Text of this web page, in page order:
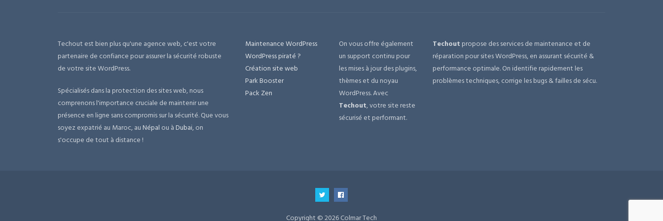
Techout est bien plus qu'une agence web, c'est votre
partenaire de confiance pour assurer la sécurité robuste
de votre site WordPress.
Spécialisés dans la protection des sites web, nous
comprenons l'importance cruciale de maintenir une
présence en ligne sans compromis sur la sécurité. Que vous
soyez expatrié au Maroc, auNépal ou àDubai, on
s'occupe de tout à distance !
Maintenance WordPress
WordPress piraté ?
Création site web
Park Booster
Pack Zen
On vous offre également
un support continu pour
les mises à jour des plugins,
thèmes et du noyau
WordPress. Avec
Techout, votre site reste
sécurisé et performant.
Techout propose des services de maintenance et de
réparation pour sites WordPress, en assurant sécurité &
performance optimale. On identifie rapidement les
problèmes techniques, corrige les bugs & failles de sécu.
Copyright © 2026 Colmar Tech